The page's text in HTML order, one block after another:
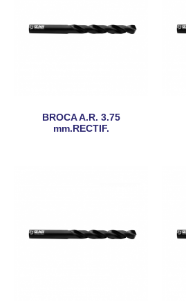
BROCA A.R. 3.75
mm.RECTIF.